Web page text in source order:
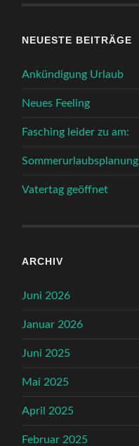
NEUESTE BEITRÄGE
Ankündigung Urlaub
Neues Feeling
Fasching leider zu am:
Sommerurlaubsplanung
Vatertag geöffnet
ARCHIV
Juni 2026
Januar 2026
Juni 2025
Mai 2025
April 2025
Februar 2025